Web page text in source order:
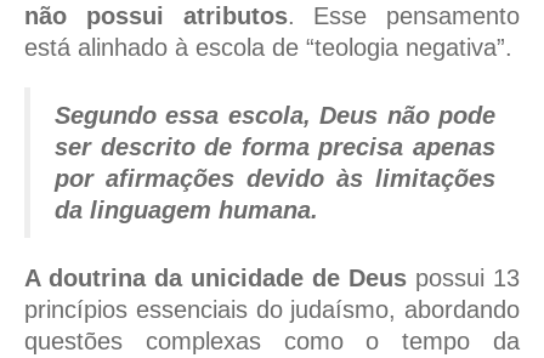
não possui atributos. Esse pensamento
está alinhado à escola de “teologia negativa”.
Segundo essa escola, Deus não pode
ser descrito de forma precisa apenas
por afirmações devido às limitações
da linguagem humana.
A doutrina da unicidade de Deus possui 13
princípios essenciais do judaísmo, abordando
questões complexas como o tempo da